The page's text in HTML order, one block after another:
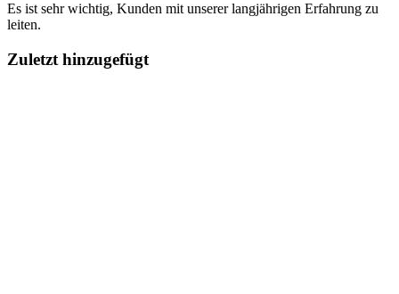
Es ist sehr wichtig, Kunden mit unserer langjährigen Erfahrung zu
leiten.
Zuletzt hinzugefügt